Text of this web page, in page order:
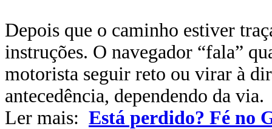
Depois que o caminho estiver
instruções. O navegador “fala”
motorista seguir reto ou virar à
antecedência, dependendo da via.
Ler mais: Está perdido? Fé no